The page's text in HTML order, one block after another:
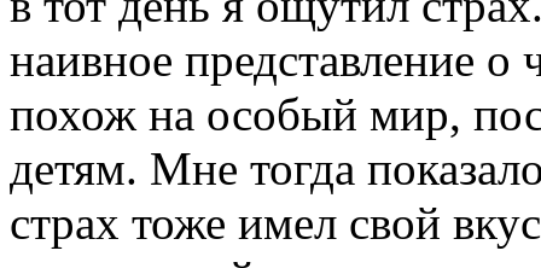
наивное представление
похож на особый мир,
детям. Мне тогда
страх тоже имел свой